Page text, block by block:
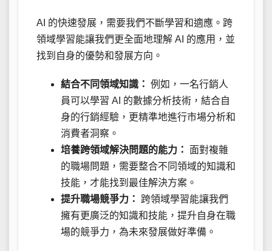
AI 的快速發展，需要我們不斷學習和適應。跨
領域學習能讓我們更全面地理解 AI 的應用，並
找到自身的優勢和發展方向。
結合不同領域知識： 例如，一名行銷人
員可以學習 AI 的數據分析技術，結合自
身的行銷經驗，更精準地進行市場分析和
消費者洞察。
培養跨領域解決問題的能力：
面對複雜
的職場問題，需要整合不同領域的知識和
技能，才能找到最佳解決方案。
提升職場競爭力：
跨領域學習能讓我們
擁有更廣泛的知識和技能，提升自身在職
場的競爭力，為未來發展做好準備。